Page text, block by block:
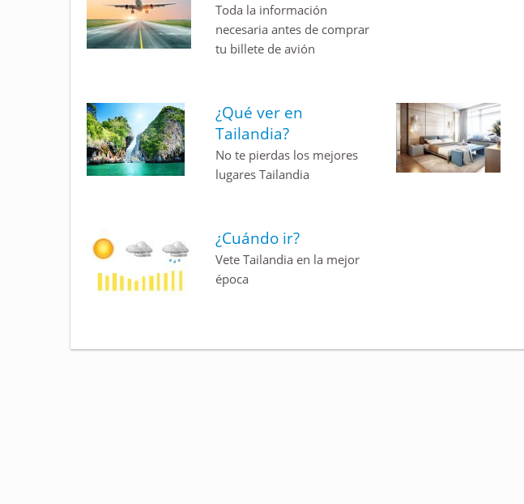
Toda la información
necesaria antes de comprar
tu billete de avión
¿Qué ver en
Tailandia?
No te pierdas los mejores
lugares Tailandia
¿Cuándo ir?
Vete Tailandia en la mejor
época